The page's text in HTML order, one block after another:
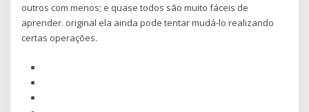
outros com menos; e quase todos são muito fáceis de
aprender. original ela ainda pode tentar mudá-lo realizando
certas operações.